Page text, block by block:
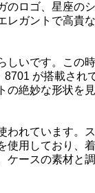
のロゴ、星座
レガントで高貴
しいです。この
が搭載さ
絶妙な形状を
われています。
使用しており、
ースの素材と